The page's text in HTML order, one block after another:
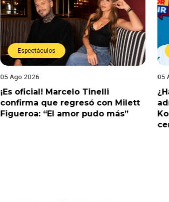
Espectáculos
05 Ago 2026
¡Es oficial! Marcelo Tinelli
confirma que regresó con Milett
Figueroa: “El amor pudo más”
05